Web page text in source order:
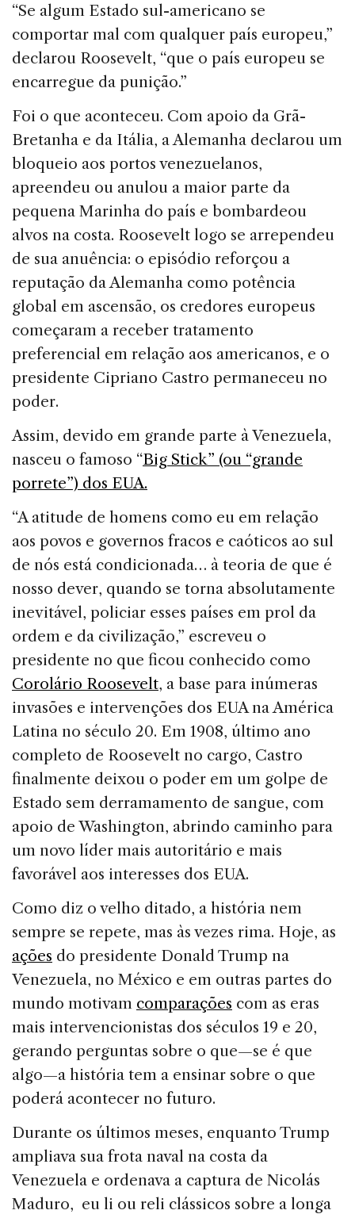
“Se algum Estado sul-americano se
comportar mal com qualquer país europeu,”
declarou Roosevelt, “que o país europeu se
encarregue da punição.”
Foi o que aconteceu. Com apoio da Grã-
Bretanha e da Itália, a Alemanha declarou um
bloqueio aos portos venezuelanos,
apreendeu ou anulou a maior parte da
pequena Marinha do país e bombardeou
alvos na costa. Roosevelt logo se arrependeu
de sua anuência: o episódio reforçou a
reputação da Alemanha como potência
global em ascensão, os credores europeus
começaram a receber tratamento
preferencial em relação aos americanos, e o
presidente Cipriano Castro permaneceu no
poder.
Assim, devido em grande parte à Venezuela,
nasceu o famoso “Big Stick” (ou “grande
porrete”) dos EUA.
“A atitude de homens como eu em relação
aos povos e governos fracos e caóticos ao sul
de nós está condicionada… à teoria de que é
nosso dever, quando se torna absolutamente
inevitável, policiar esses países em prol da
ordem e da civilização,” escreveu o
presidente no que ficou conhecido como
Corolário Roosevelt, a base para inúmeras
invasões e intervenções dos EUA na América
Latina no século 20. Em 1908, último ano
completo de Roosevelt no cargo, Castro
finalmente deixou o poder em um golpe de
Estado sem derramamento de sangue, com
apoio de Washington, abrindo caminho para
um novo líder mais autoritário e mais
favorável aos interesses dos EUA.
Como diz o velho ditado, a história nem
sempre se repete, mas às vezes rima. Hoje, as
ações do presidente Donald Trump na
Venezuela, no México e em outras partes do
mundo motivam comparações com as eras
mais intervencionistas dos séculos 19 e 20,
gerando perguntas sobre o que—se é que
algo—a história tem a ensinar sobre o que
poderá acontecer no futuro.
Durante os últimos meses, enquanto Trump
ampliava sua frota naval na costa da
Venezuela e ordenava a captura de Nicolás
Maduro, eu li ou reli clássicos sobre a longa